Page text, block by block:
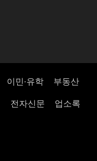
이민·유학 부동산
전자신문 업소록